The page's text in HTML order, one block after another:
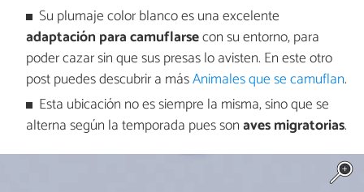
Su plumaje color blanco es una excelente
adaptación para camuflarsecon su entorno, para
poder cazar sin que sus presas lo avisten. En este otro
post puedes descubrir a másAnimales que se camuflan.
Esta ubicación no es siempre la misma, sino que se
alterna según la temporada pues sonaves migratorias.